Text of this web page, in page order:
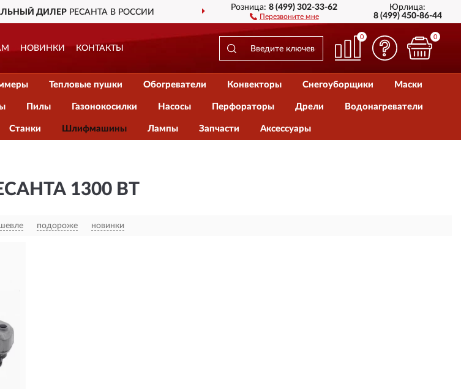
ДИЛЕРРЕСАНТА В РОССИИ ДОСТАВИМ ПО ВСЕЙ РОССИИ
Розница:8 (499) 302-33-62
Перезвоните мне
Юрлица:
8 (499) 450-86-44
НОВИНКИ КОНТАКТЫ
0 0
Тепловые пушки Обогреватели Конвекторы Снегоуборщики Маски
Пилы Газонокосилки Насосы Перфораторы Дрели Водонагреватели
Станки Шлифмашины Лампы Запчасти Аксессуары
1300 ВТ
подороже новинки